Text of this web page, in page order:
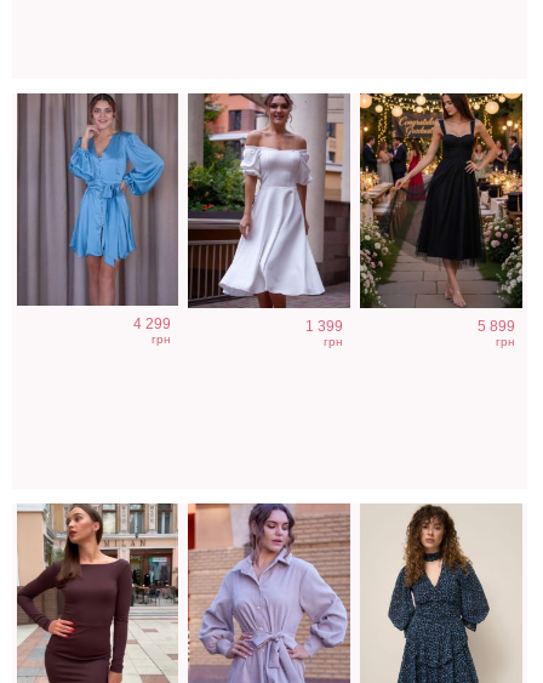
4 299
грн
1 399
грн
5 899
грн
Облегающе
коричневое
Длинное
вельветовое
бежевое платье
Легкое
шифоновое
короткое платье